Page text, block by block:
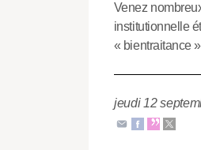
Venez
institutionnelle
« bientraitance
jeudi 12